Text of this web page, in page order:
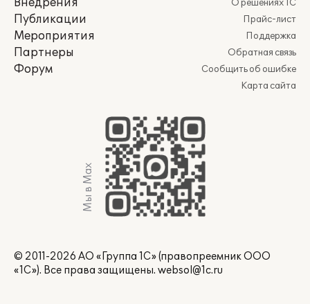
Внедрения
Публикации
Мероприятия
Партнеры
Форум
О решениях 1С
Прайс-лист
Поддержка
Обратная связь
Сообщить об ошибке
Карта сайта
Мы в Max
© 2011-2026 АО «Группа 1С» (правопреемник ООО
«1С»). Все права защищены. websol@1c.ru